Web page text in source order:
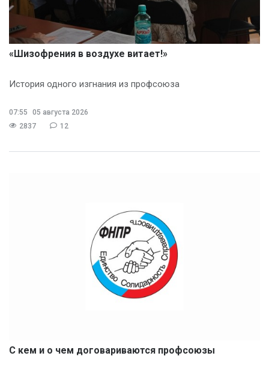
«Шизофрения в воздухе витает!»
История одного изгнания из профсоюза
07:55
05 августа 2026
2837
12
С кем и о чем договариваются профсоюзы